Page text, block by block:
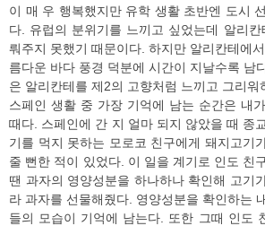
이 매 우 행복했지만 유학 생활 초반엔 도시
다. 유럽의 분위기를 느끼고 싶었는데 알리
뤄주지 못했기 때문이다. 하지만 알리칸테에
름다운 바다 풍경 덕분에 시간이 지날수록 남
은 알리칸테를 제2의 고향처럼 느끼고 그리워
스페인 생활 중 가장 기억에 남는 순간은 내
때다. 스페인에 간 지 얼마 되지 않았을 때 종
기를 먹지 못하는 모로코 친구에게 돼지고기
줄 뻔한 적이 있었다. 이 일을 계기로 인도 친
땐 과자의 영양성분을 하나하나 확인해 고기
라 과자를 선물해줬다. 영양성분을 확인하는
들의 모습이 기억에 남는다. 또한 그때 인도